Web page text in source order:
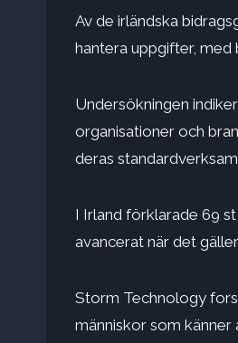
Av de irländska
hantera uppgifter, med
Undersökningen
organisationer och
deras
I Irland förklarade 69
avancerat när det
Storm Technology
människor som